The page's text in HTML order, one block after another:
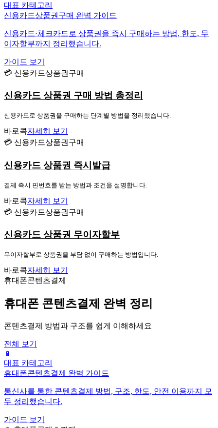
대표 카테고리
신용카드상품권구매 완벽 가이드
신용카드·체크카드로 상품권을 즉시 구매하는 방법, 한도, 무
이자할부까지 정리했습니다.
가이드 보기
💳 신용카드상품권구매
신용카드 상품권 구매 방법 총정리
신용카드로 상품권을 구매하는 단계별 방법을 정리했습니다.
바로콕자세히 보기
💳 신용카드상품권구매
신용카드 상품권 즉시발급
결제 즉시 핀번호를 받는 방법과 조건을 설명합니다.
바로콕자세히 보기
💳 신용카드상품권구매
신용카드 상품권 무이자할부
무이자할부로 상품권을 부담 없이 구매하는 방법입니다.
바로콕자세히 보기
휴대폰콘텐츠결제
휴대폰 콘텐츠결제 완벽 정리
콘텐츠결제 방법과 구조를 쉽게 이해하세요
전체 보기
📱
대표 카테고리
휴대폰콘텐츠결제 완벽 가이드
통신사를 통한 콘텐츠결제 방법, 구조, 한도, 안전 이용까지 모
두 정리했습니다.
가이드 보기